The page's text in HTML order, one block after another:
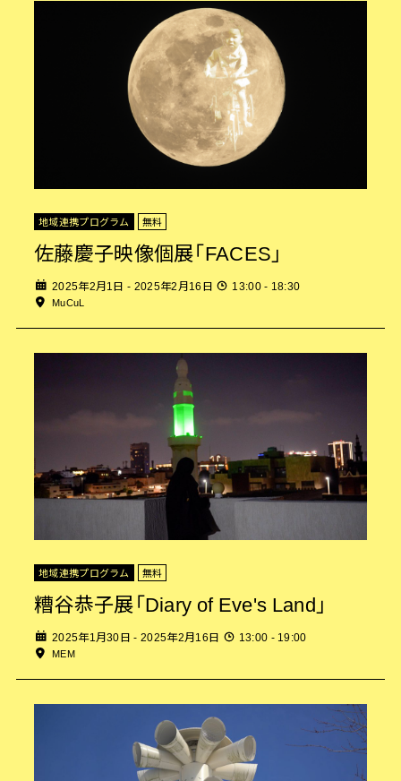
地域連携プログラム 無料
佐藤慶子映像個展「FACES」
2025年2月1日 - 2025年2月16日 13:00 - 18:30
MuCuL
地域連携プログラム 無料
糟谷恭子展「Diary of Eve's Land」
2025年1月30日 - 2025年2月16日 13:00 - 19:00
MEM